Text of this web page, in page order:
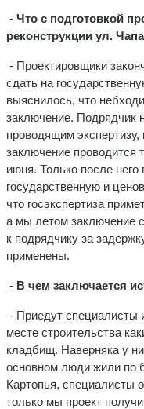
- Что с подготовкой
реконструкции ул.
- Проектировщики
сдать на
выяснилось, что
заключение. Подрядчик
проводящим экспертизу,
заключение проводится
июня. Только после
государственную и
что госэкспертиза
а мы летом заключение
к подрядчику за
применены.
- В чем заключается
- Приедут специалисты
месте строительства
кладбищ. Наверняка у
основном люди жили по
Картопья, специалисты
только мы проект